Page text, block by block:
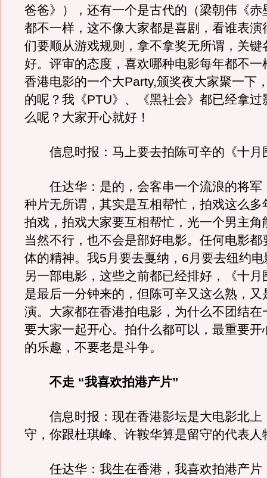
爸爸》），还有一个是古代的（梁朝伟《赤
都不一样，这不像大家都是喜剧，看谁表演
们要顺从游戏规则，拿不拿奖无所谓，关键
好。评审的态度，喜欢哪种电影每年都不一
香港电影的一个大Party,颁奖夜大家聚一下
的呢？我《PTU》、《黑社会》都已经拿过
么呢？大家开心就好！
信息时报：马上要去拍陈可辛的《十月
任达华：是的，会客串一个流浪的将军
种片无所谓，其实是互相帮忙，拍戏这么多
拍戏，拍戏大家要互相帮忙，光一个男主角
当然不行，也不会是部好电影。任何电影都
体的精神。我5月要去戛纳，6月要去纽约
另一部电影，这些之前都已经排好，《十月
是最后一分钟来的，但陈可辛又这么熟，又
演。大家都在香港拍电影，为什么不团结在
要大家一起开心。拍什么都可以，最重要开
的乐趣，不要老是斗争。
不走 “我喜欢拍港产片”
信息时报：现在香港影坛是大电影北上
守，你跟杜琪峰、许鞍华算是留守的代表人
任达华：我生在香港，我喜欢拍港产片